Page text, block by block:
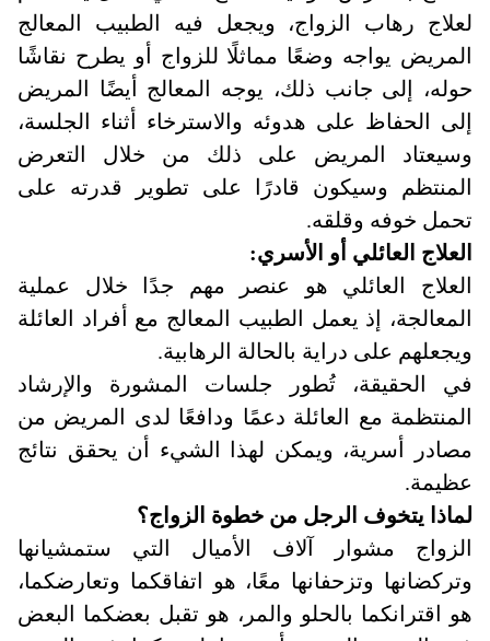
لعلاج رهاب الزواج، ويجعل فيه الطبيب المعالج
المريض يواجه وضعًا مماثلًا للزواج أو يطرح نقاشًا
حوله، إلى جانب ذلك، يوجه المعالج أيضًا المريض
إلى الحفاظ على هدوئه والاسترخاء أثناء الجلسة،
وسيعتاد المريض على ذلك من خلال التعرض
المنتظم وسيكون قادرًا على تطوير قدرته على
تحمل خوفه وقلقه.
العلاج العائلي أو الأسري:
العلاج العائلي هو عنصر مهم جدًا خلال عملية
المعالجة، إذ يعمل الطبيب المعالج مع أفراد العائلة
ويجعلهم على دراية بالحالة الرهابية.
في الحقيقة، تُطور جلسات المشورة والإرشاد
المنتظمة مع العائلة دعمًا ودافعًا لدى المريض من
مصادر أسرية، ويمكن لهذا الشيء أن يحقق نتائج
عظيمة.
لماذا يتخوف الرجل من خطوة الزواج؟
الزواج مشوار آلاف الأميال التي ستمشيانها
وتركضانها وتزحفانها معًا، هو اتفاقكما وتعارضكما،
هو اقترانكما بالحلو والمر، هو تقبل بعضكما البعض